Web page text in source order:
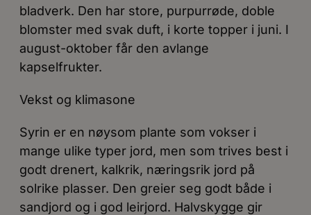
bladverk. Den har store, purpurrøde, doble
blomster med svak duft, i korte topper i juni. I
august-oktober får den avlange
kapselfrukter.
Vekst og klimasone
Syrin er en nøysom plante som vokser i
mange ulike typer jord, men som trives best i
godt drenert, kalkrik, næringsrik jord på
solrike plasser. Den greier seg godt både i
sandjord og i god leirjord. Halvskygge gir